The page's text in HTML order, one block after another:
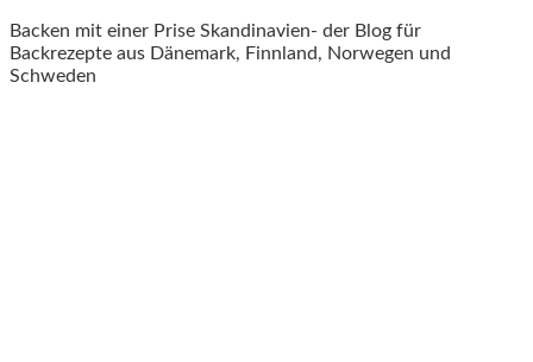
Backen mit einer Prise Skandinavien- der Blog für
Backrezepte aus Dänemark, Finnland, Norwegen und
Schweden